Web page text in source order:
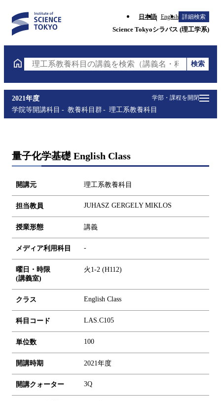
日本語 English 詳細検索
Science Tokyoシラバス (理工学系)
理工系教養科目の講義を検索（講義名・科目コード・
検索
学部・課程を開閉
2021年度
学院等開講科目
教養科目群 理工系教養科目
量子化学基礎 English Class
開講元 理工系教養科目
担当教員 JUHASZ GERGELY MIKLOS
授業形態 講義
メディア利用科目 -
曜日・時限
(講義室)
火1-2 (H112)
クラス English Class
科目コード LAS.C105
単位数 100
開講時期 2021年度
開講クォーター 3Q